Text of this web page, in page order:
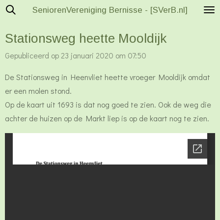
Ga
naar
de
SeniorenVereniging Bernisse - [SVerB.nl]
Stationsweg heette Mooldijk
Gepubliceerd op 23 januari 2020 om 07:50
De Stationsweg in Heenvliet heette vroeger Mooldijk omdat
er een molen stond.
Op de kaart uit 1693 is dat nog goed te zien. Ook de weg die
achter de huizen op de Markt liep is op de kaart nog te zien.